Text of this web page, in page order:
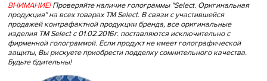
ВНИМАНИЕ!Проверяйте наличие голограммы "Select. Оригинальная
продукция" на всех товарах ТМ Select. В связи с участившейся
продажей контрафактной продукции бренда, все оригинальные
изделия ТМ Select с 01.02.2016г. поставляются исключительно с
фирменной голограммой. Если продукт не имеет голографической
защиты, Вы рискуете приобрести подделку сомнительного качества.
Будьте бдительны!